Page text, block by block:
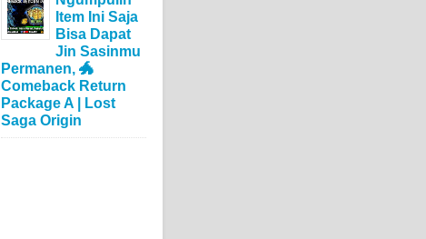
Item Ini Saja
Bisa Dapat
Jin Sasinmu
Permanen, 🐲
Comeback Return
Package A | Lost
Saga Origin